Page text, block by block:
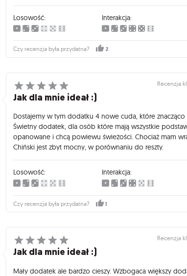
Losowość: Interakcja:
Czy recenzja była przydatna? 2
Recenzja
Jak dla mnie ideał :)
Dostajemy w tym dodatku 4 nowe cuda, które
Świetny dodatek, dla osób które mają wszystkie
opanowane i chcą powiewu świeżości. Chociaż mam
Chiński jest zbyt mocny, w porównaniu do reszty.
Losowość: Interakcja:
Czy recenzja była przydatna? 1
Recenzja
Jak dla mnie ideał :)
Mały dodatek ale bardzo cieszy. Wzbogaca większy